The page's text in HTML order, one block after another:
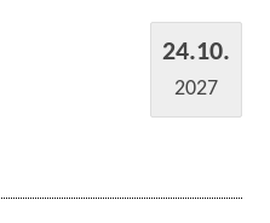
24.10.
2027